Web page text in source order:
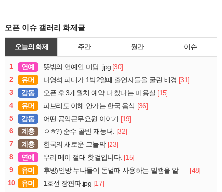
오픈 이슈 갤러리 화제글
오늘의 화제 주간 월간 이슈
1 연예 뜻밖의 연예인 미담..jpg [30]
2
유머 나영석 피디가 1박2일때 출연자들을 굴린 배경 [31]
3
감동 오픈 후 3개월치 예약 다 찼다는 미용실 [15]
4
유머 파브리도 이해 안가는 한국 음식 [36]
5
감동 어떤 공익근무요원 이야기 [19]
6
계층 ㅇㅎ?) 순수 골반 재능녀. [32]
7
계층 한국의 새로운 그늘막 [23]
8
연예 우리 메이 절대 핫걸입니다. [15]
9
유머 후방)인방 누나들이 돈벌때 사용하는 밑캠을 알아보자
[48]
10
유머 1호선 장판파.jpg [17]